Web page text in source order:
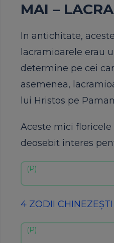
MAI –
In antichitate,
lacramioarele erau
determine pe cei
asemenea,
lui Hristos pe
Aceste mici
deosebit interes
4 ZODII